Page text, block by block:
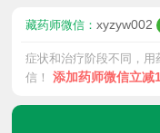
藏药师微信：xyzyw002
症状和治疗阶段不同，
信！添加药师微信立减